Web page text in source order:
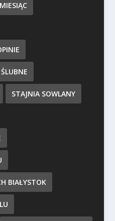
STAJNIA SOWLANY
BIAŁYSTOK